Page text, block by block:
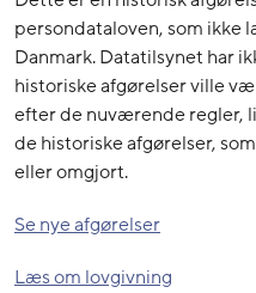
persondataloven, som
Danmark. Datatilsynet har
historiske afgørelser ville
efter de nuværende regler,
de historiske afgørelser,
eller omgjort.
Se nye afgørelser
Læs om lovgivning